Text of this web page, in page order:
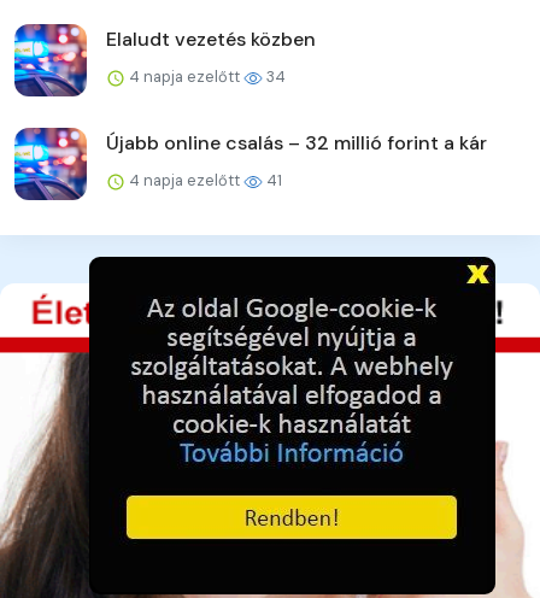
Elaludt vezetés közben
4 napja ezelőtt 34
Újabb online csalás – 32 millió forint a kár
4 napja ezelőtt 41